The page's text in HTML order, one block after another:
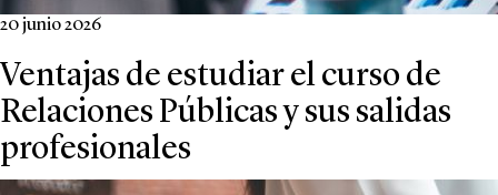
20 junio 2026
Ventajas de estudiar el curso de
Relaciones Públicas y sus salidas
profesionales